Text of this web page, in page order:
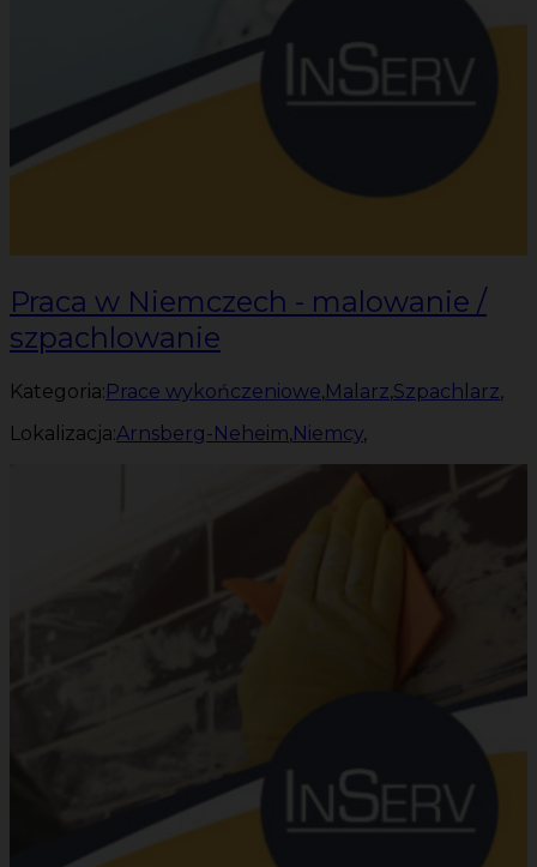
Praca w Niemczech - malowanie /
szpachlowanie
Kategoria:Prace wykończeniowe,Malarz,Szpachlarz,
Lokalizacja:Arnsberg-Neheim,Niemcy,